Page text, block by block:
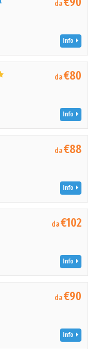
da
Info
da€80
Info
da€88
Info
da€102
Info
da€90
Info